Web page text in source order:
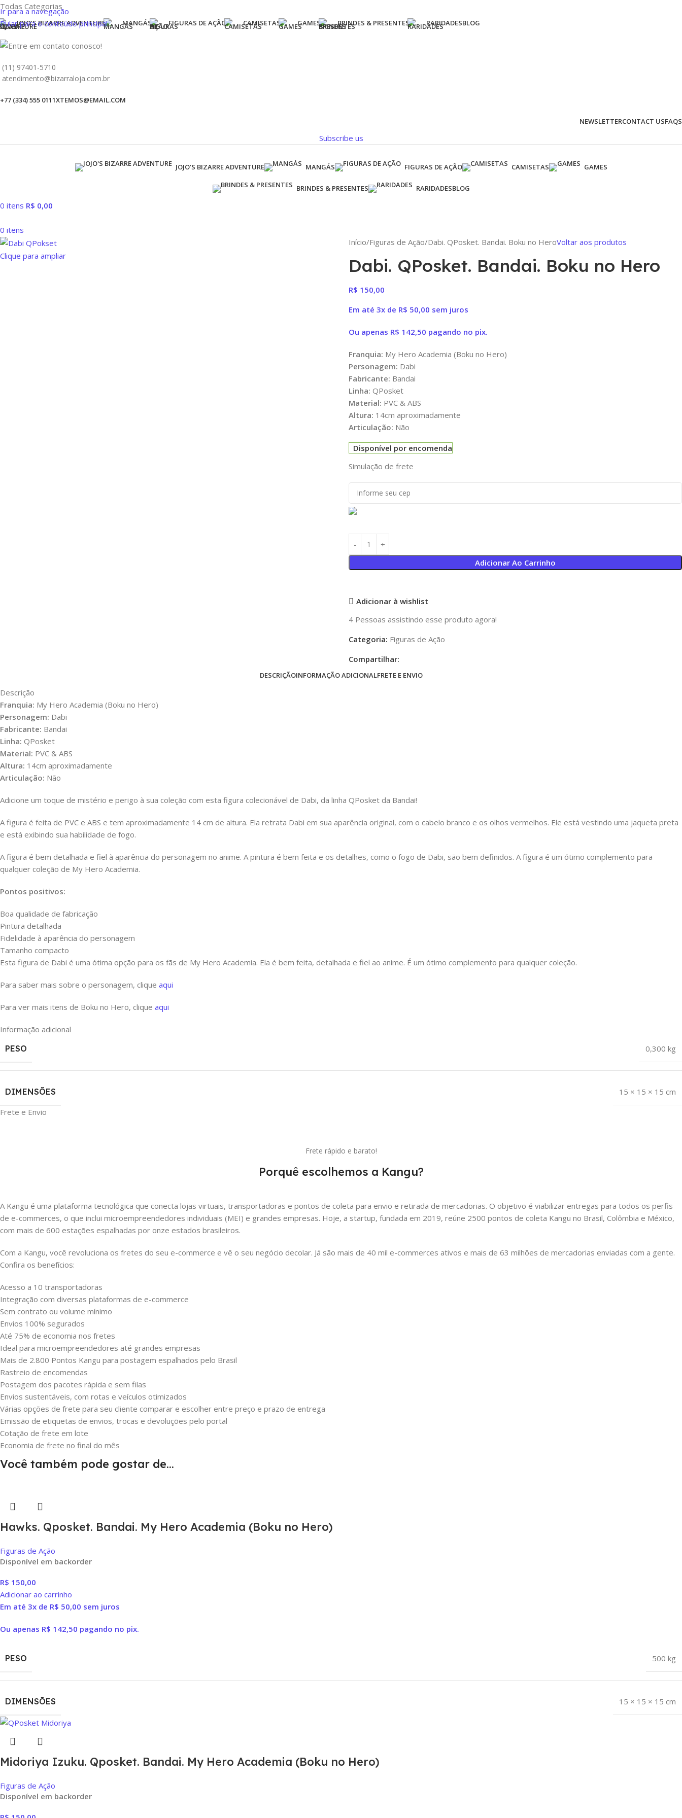
Ir para a navegação
Pular para o conteúdo principal
Todas Categorias
JOJO’S BIZARRE ADVENTURE MANGÁS FIGURAS DE AÇÃO CAMISETAS GAMES BRINDES & PRESENTES RARIDADESBLOG
(11) 97401-5710
atendimento@bizarraloja.com.br
+77 (334) 555 0111XTEMOS@EMAIL.COM
NEWSLETTERCONTACT USFAQS
Subscribe us
JOJO’S BIZARRE ADVENTURE MANGÁS FIGURAS DE AÇÃO CAMISETAS GAMES
BRINDES & PRESENTES RARIDADESBLOG
0 itens R$ 0,00
0 itens
Clique para ampliar
Início Figuras de Ação Dabi. QPosket. Bandai. Boku no HeroVoltar aos produtos
Dabi. QPosket. Bandai. Boku no Hero
R$ 150,00
Em até 3x de R$ 50,00 sem juros
Ou apenas R$ 142,50 pagando no pix.
Franquia: My Hero Academia (Boku no Hero)
Personagem: Dabi
Fabricante: Bandai
Linha: QPosket
Material: PVC & ABS
Altura: 14cm aproximadamente
Articulação: Não
Disponível por encomenda
Simulação de frete
Adicionar Ao Carrinho
Adicionar à wishlist
4 Pessoas assistindo esse produto agora!
Categoria: Figuras de Ação
Compartilhar:
DESCRIÇÃOINFORMAÇÃO ADICIONALFRETE E ENVIO
Descrição
Franquia: My Hero Academia (Boku no Hero)
Personagem: Dabi
Fabricante: Bandai
Linha: QPosket
Material: PVC & ABS
Altura: 14cm aproximadamente
Articulação: Não
Adicione um toque de mistério e perigo à sua coleção com esta figura colecionável de Dabi, da linha QPosket da Bandai!
A figura é feita de PVC e ABS e tem aproximadamente 14 cm de altura. Ela retrata Dabi em sua aparência original, com o cabelo branco e os olhos vermelhos. Ele está vestindo uma jaqueta preta
e está exibindo sua habilidade de fogo.
A figura é bem detalhada e fiel à aparência do personagem no anime. A pintura é bem feita e os detalhes, como o fogo de Dabi, são bem definidos. A figura é um ótimo complemento para
qualquer coleção de My Hero Academia.
Pontos positivos:
Boa qualidade de fabricação
Pintura detalhada
Fidelidade à aparência do personagem
Tamanho compacto
Esta figura de Dabi é uma ótima opção para os fãs de My Hero Academia. Ela é bem feita, detalhada e fiel ao anime. É um ótimo complemento para qualquer coleção.
Para saber mais sobre o personagem, clique aqui
Para ver mais itens de Boku no Hero, clique aqui
Informação adicional
PESO
0,300 kg
DIMENSÕES
15 × 15 × 15 cm
Frete e Envio
Frete rápido e barato!
Porquê escolhemos a Kangu?
A Kangu é uma plataforma tecnológica que conecta lojas virtuais, transportadoras e pontos de coleta para envio e retirada de mercadorias. O objetivo é viabilizar entregas para todos os perfis
de e-commerces, o que inclui microempreendedores individuais (MEI) e grandes empresas. Hoje, a startup, fundada em 2019, reúne 2500 pontos de coleta Kangu no Brasil, Colômbia e México,
com mais de 600 estações espalhadas por onze estados brasileiros.
Com a Kangu, você revoluciona os fretes do seu e-commerce e vê o seu negócio decolar. Já são mais de 40 mil e-commerces ativos e mais de 63 milhões de mercadorias enviadas com a gente.
Confira os benefícios:
Acesso a 10 transportadoras
Integração com diversas plataformas de e-commerce
Sem contrato ou volume mínimo
Envios 100% segurados
Até 75% de economia nos fretes
Ideal para microempreendedores até grandes empresas
Mais de 2.800 Pontos Kangu para postagem espalhados pelo Brasil
Rastreio de encomendas
Postagem dos pacotes rápida e sem filas
Envios sustentáveis, com rotas e veículos otimizados
Várias opções de frete para seu cliente comparar e escolher entre preço e prazo de entrega
Emissão de etiquetas de envios, trocas e devoluções pelo portal
Cotação de frete em lote
Economia de frete no final do mês
Você também pode gostar de…
Hawks. Qposket. Bandai. My Hero Academia (Boku no Hero)
Figuras de Ação
Disponível em backorder
R$ 150,00
Adicionar ao carrinho
Em até 3x de R$ 50,00 sem juros
Ou apenas R$ 142,50 pagando no pix.
PESO 500 kg
DIMENSÕES 15 × 15 × 15 cm
Midoriya Izuku. Qposket. Bandai. My Hero Academia (Boku no Hero)
Figuras de Ação
Disponível em backorder